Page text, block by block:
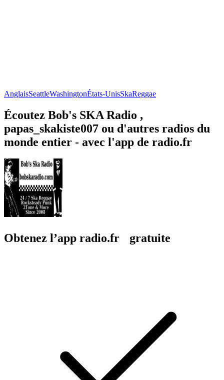
AnglaisSeattleWashingtonÉtats-UnisSkaReggae
Écoutez Bob's SKA Radio ,
papas_skakiste007 ou d'autres radios du
monde entier - avec l'app de radio.fr
Obtenez l’app radio.fr gratuite